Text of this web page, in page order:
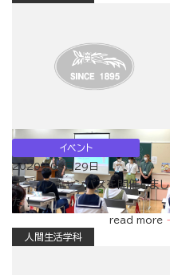
イベント
2020年06月29日
オープンキャンパスを開催しまし
た！
read more
人間生活学科